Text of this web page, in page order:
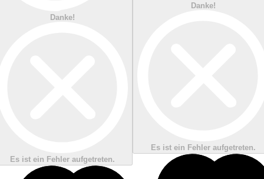
Danke!
Es ist ein Fehler aufgetreten.
Danke!
Es ist ein Fehler aufgetreten.